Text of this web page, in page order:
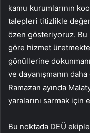
kamu kurumlarının
talepleri titizlikle
özen gösteriyoruz. Bu
göre hizmet
gönüllerine
ve dayanışmanın
Ramazan ayında
yaralarını sarmak için
Bu noktada DEÜ